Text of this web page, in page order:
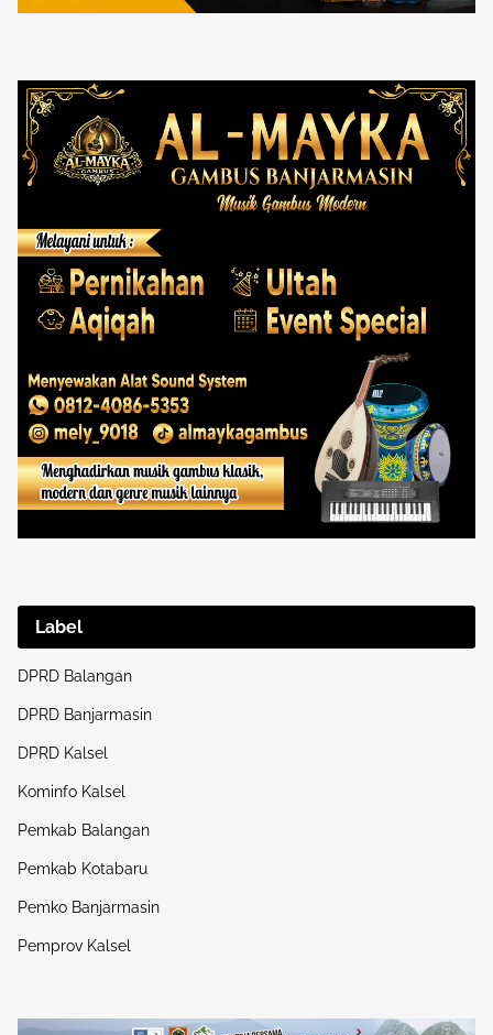
Label
DPRD Balangan
DPRD Banjarmasin
DPRD Kalsel
Kominfo Kalsel
Pemkab Balangan
Pemkab Kotabaru
Pemko Banjarmasin
Pemprov Kalsel